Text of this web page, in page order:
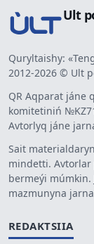
Ult
Quryltaishy:
2012-2026 © Ult
QR Aqparat jáne
komitetiniń
Avtorlyq jáne
Sait
mindetti. Avtorlar
bermeýi
mazmunyna
REDAKTSIIA